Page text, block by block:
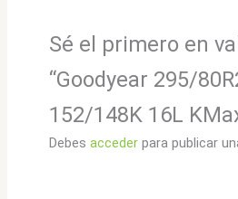
Sé el primero en
“Goodyear 295/
152/148K 16L
Debes accederpara publicar